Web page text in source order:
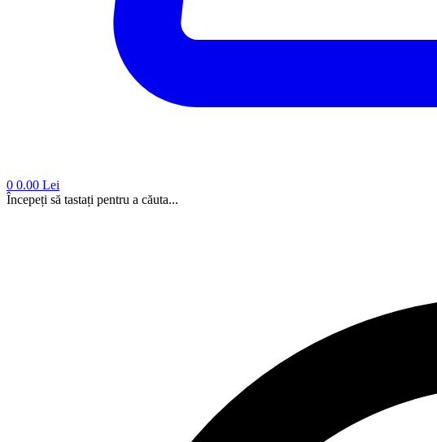
0 0.00 Lei
Începeți să tastați pentru a căuta...